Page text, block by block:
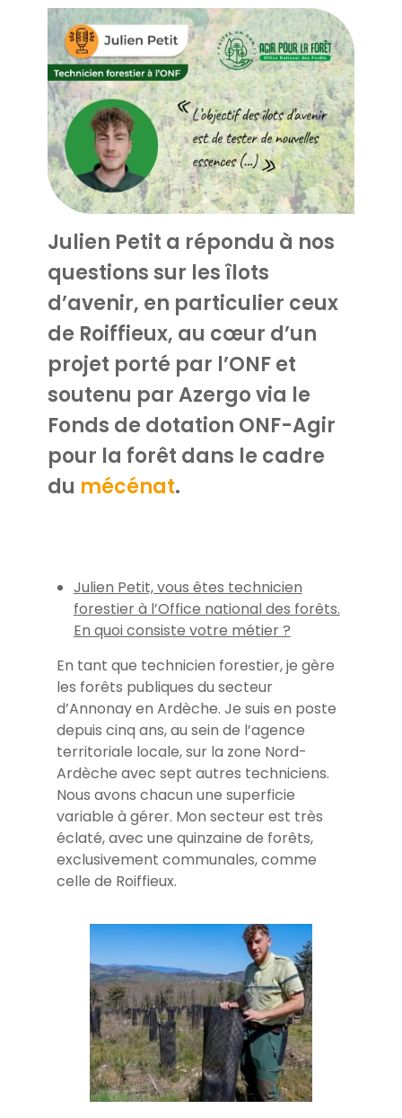
Julien Petit a répondu à nos
questions sur les îlots
d’avenir, en particulier ceux
de Roiffieux, au cœur d’un
projet porté par l’ONF et
soutenu par Azergo via le
Fonds de dotation ONF-Agir
pour la forêt dans le cadre
du mécénat.
Julien Petit, vous êtes technicien
forestier à l’Office national des forêts.
En quoi consiste votre métier ?
En tant que technicien forestier, je gère
les forêts publiques du secteur
d’Annonay en Ardèche. Je suis en poste
depuis cinq ans, au sein de l’agence
territoriale locale, sur la zone Nord-
Ardèche avec sept autres techniciens.
Nous avons chacun une superficie
variable à gérer. Mon secteur est très
éclaté, avec une quinzaine de forêts,
exclusivement communales, comme
celle de Roiffieux.